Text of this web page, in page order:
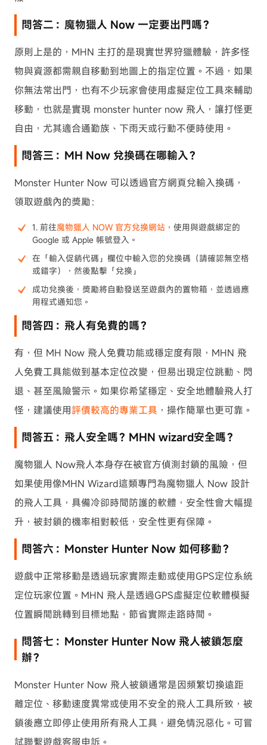
問答二：魔物獵人 Now 一定要出門嗎？
原則上是的，MHN 主打的是現實世界狩獵體驗，許多怪
物與資源都需親自移動到地圖上的指定位置。不過，如果
你無法常出門，也有不少玩家會使用虛擬定位工具來輔助
移動，也就是實現 monster hunter now 飛人，讓打怪更
自由，尤其適合通勤族、下雨天或行動不便時使用。
問答三：MH Now 兌換碼在哪輸入？
Monster Hunter Now 可以透過官方網頁兌輸入換碼，
領取遊戲內的獎勵：
1. 前往魔物獵人 NOW 官方兌換網站 ，使用與遊戲綁定的
Google 或 Apple 帳號登入。
在「輸入促銷代碼」欄位中輸入您的兌換碼（請確認無空格
或錯字），然後點擊「兌換」
成功兌換後，獎勵將自動發送至遊戲內的置物箱，並透過應
用程式通知您。
問答四：飛人有免費的嗎？
有，但 MH Now 飛人免費功能或穩定度有限，MHN 飛
人免費工具能做到基本定位改變，但易出現定位跳動、閃
退、甚至風險警示。如果你希望穩定、安全地體驗飛人打
怪，建議使用評價較高的專業工具 ，操作簡單也更可靠。
問答五：飛人安全嗎？MHN wizard安全嗎？
魔物獵人 Now飛人本身存在被官方偵測封鎖的風險，但
如果使用像MHN Wizard這類專門為魔物獵人 Now 設計
的飛人工具，具備冷卻時間防護的軟體，安全性會大幅提
升，被封鎖的機率相對較低，安全性更有保障。
問答六：Monster Hunter Now 如何移動？
遊戲中正常移動是透過玩家實際走動或使用GPS定位系統
定位玩家位置。MHN 飛人是透過GPS虛擬定位軟體模擬
位置瞬間跳轉到目標地點，節省實際走路時間。
問答七：Monster Hunter Now 飛人被鎖怎麼
辦？
Monster Hunter Now 飛人被鎖通常是因頻繁切換遠距
離定位、移動速度異常或使用不安全的飛人工具所致，被
鎖後應立即停止使用所有飛人工具，避免情況惡化。可嘗
試聯繫遊戲客服申訴。